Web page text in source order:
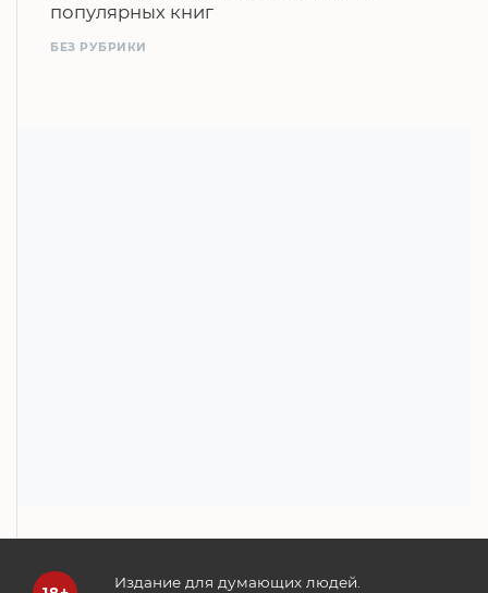
популярных книг
БЕЗ РУБРИКИ
Издание для думающих людей.